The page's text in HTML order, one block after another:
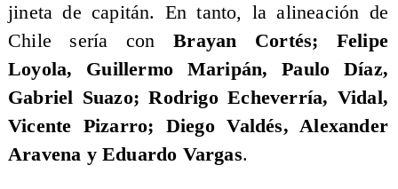
jineta de capitán. En tanto, la alineación de
Chile sería conBrayan Cortés; Felipe
Loyola, Guillermo Maripán, Paulo Díaz,
Gabriel Suazo; Rodrigo Echeverría, Vidal,
Vicente Pizarro; Diego Valdés, Alexander
Aravena y Eduardo Vargas.